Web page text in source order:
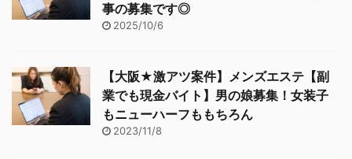
事の募集です◎
2025/10/6
【大阪★激アツ案件】メンズエステ【副
業でも現金バイト】男の娘募集！女装子
もニューハーフももちろん
2023/11/8